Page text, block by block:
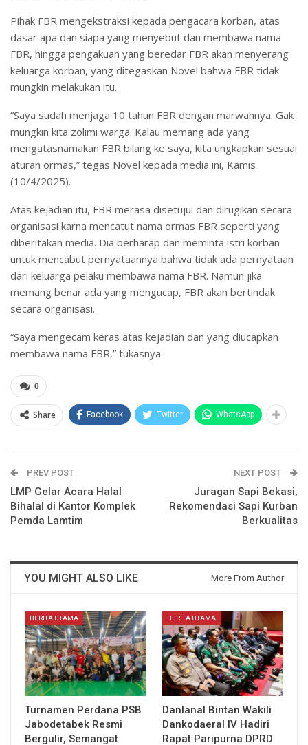
Pihak FBR mengekstraksi kepada pengacara korban, atas
dasar apa dan siapa yang menyebut dan membawa nama
FBR, hingga pengakuan yang beredar FBR akan menyerang
keluarga korban, yang ditegaskan Novel bahwa FBR tidak
mungkin melakukan itu.
“Saya sudah menjaga 10 tahun FBR dengan marwahnya. Gak
mungkin kita zolimi warga. Kalau memang ada yang
mengatasnamakan FBR bilang ke saya, kita ungkapkan sesuai
aturan ormas,” tegas Novel kepada media ini, Kamis
(10/4/2025).
Atas kejadian itu, FBR merasa disetujui dan dirugikan secara
organisasi karna mencatut nama ormas FBR seperti yang
diberitakan media. Dia berharap dan meminta istri korban
untuk mencabut pernyataannya bahwa tidak ada pernyataan
dari keluarga pelaku membawa nama FBR. Namun jika
memang benar ada yang mengucap, FBR akan bertindak
secara organisasi.
“Saya mengecam keras atas kejadian dan yang diucapkan
membawa nama FBR,” tukasnya.
0
Share Facebook Twitter WhatsApp
PREV POST
LMP Gelar Acara Halal
Bihalal di Kantor Komplek
Pemda Lamtim
NEXT POST
Juragan Sapi Bekasi,
Rekomendasi Sapi Kurban
Berkualitas
YOU MIGHT ALSO LIKE More From Author
BERITA UTAMA
Turnamen Perdana PSB
Jabodetabek Resmi
Bergulir, Semangat
BERITA UTAMA
Danlanal Bintan Wakili
Dankodaeral IV Hadiri
Rapat Paripurna DPRD